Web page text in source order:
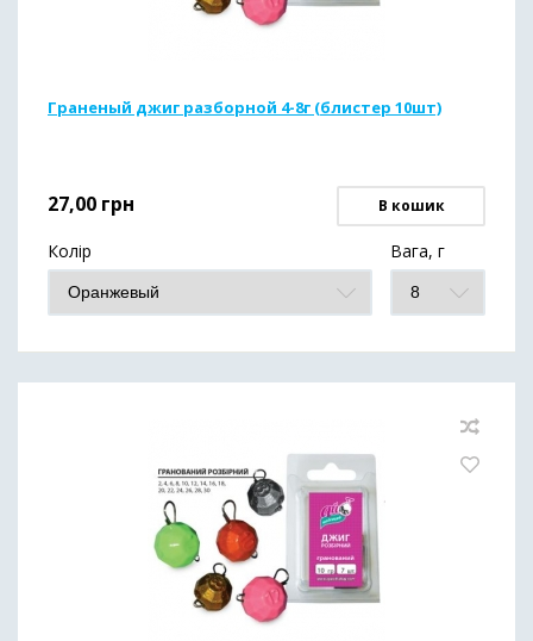
Граненый джиг разборной 4-8г (блистер 10шт)
27,00 грн В кошик
Колір Вага, г